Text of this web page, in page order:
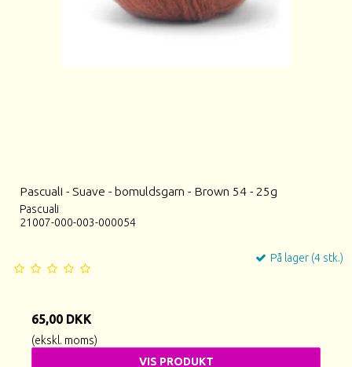
Pascuali - Suave - bomuldsgarn - Brown 54 - 25g
Pascuali
21007-000-003-000054
På lager (4 stk.)
65,00 DKK
(ekskl. moms)
VIS PRODUKT